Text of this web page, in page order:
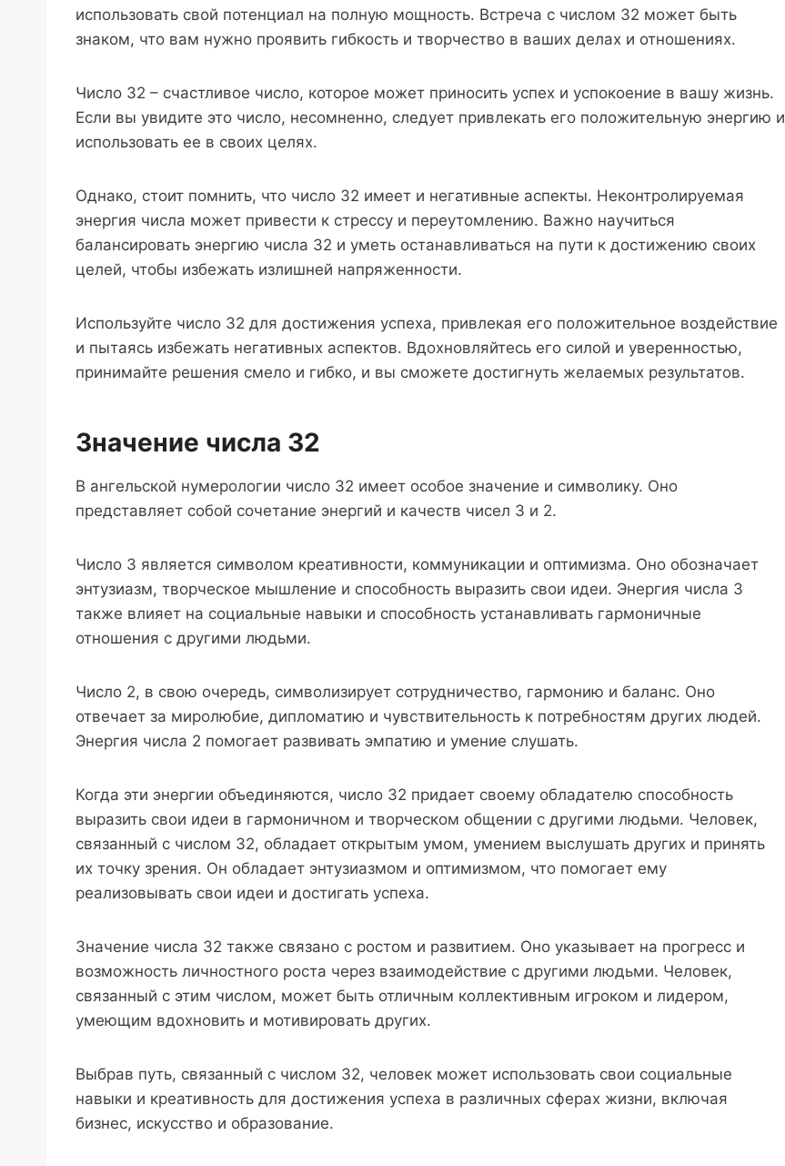
использовать свой потенциал на полную мощность. Встреча с числом 32 может быть
знаком, что вам нужно проявить гибкость и творчество в ваших делах и отношениях.
Число 32 – счастливое число, которое может приносить успех и успокоение в вашу жизнь.
Если вы увидите это число, несомненно, следует привлекать его положительную энергию и
использовать ее в своих целях.
Однако, стоит помнить, что число 32 имеет и негативные аспекты. Неконтролируемая
энергия числа может привести к стрессу и переутомлению. Важно научиться
балансировать энергию числа 32 и уметь останавливаться на пути к достижению своих
целей, чтобы избежать излишней напряженности.
Используйте число 32 для достижения успеха, привлекая его положительное воздействие
и пытаясь избежать негативных аспектов. Вдохновляйтесь его силой и уверенностью,
принимайте решения смело и гибко, и вы сможете достигнуть желаемых результатов.
Значение числа 32
В ангельской нумерологии число 32 имеет особое значение и символику. Оно
представляет собой сочетание энергий и качеств чисел 3 и 2.
Число 3 является символом креативности, коммуникации и оптимизма. Оно обозначает
энтузиазм, творческое мышление и способность выразить свои идеи. Энергия числа 3
также влияет на социальные навыки и способность устанавливать гармоничные
отношения с другими людьми.
Число 2, в свою очередь, символизирует сотрудничество, гармонию и баланс. Оно
отвечает за миролюбие, дипломатию и чувствительность к потребностям других людей.
Энергия числа 2 помогает развивать эмпатию и умение слушать.
Когда эти энергии объединяются, число 32 придает своему обладателю способность
выразить свои идеи в гармоничном и творческом общении с другими людьми. Человек,
связанный с числом 32, обладает открытым умом, умением выслушать других и принять
их точку зрения. Он обладает энтузиазмом и оптимизмом, что помогает ему
реализовывать свои идеи и достигать успеха.
Значение числа 32 также связано с ростом и развитием. Оно указывает на прогресс и
возможность личностного роста через взаимодействие с другими людьми. Человек,
связанный с этим числом, может быть отличным коллективным игроком и лидером,
умеющим вдохновить и мотивировать других.
Выбрав путь, связанный с числом 32, человек может использовать свои социальные
навыки и креативность для достижения успеха в различных сферах жизни, включая
бизнес, искусство и образование.